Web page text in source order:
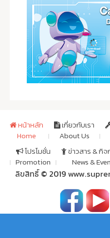
หน้าหลัก
Home
เกี่ยวกับเรา
About Us
โปรโมชั่น
Promotion
ข่าวสาร & กิ
News &
ลิขสิทธิ์© 2019